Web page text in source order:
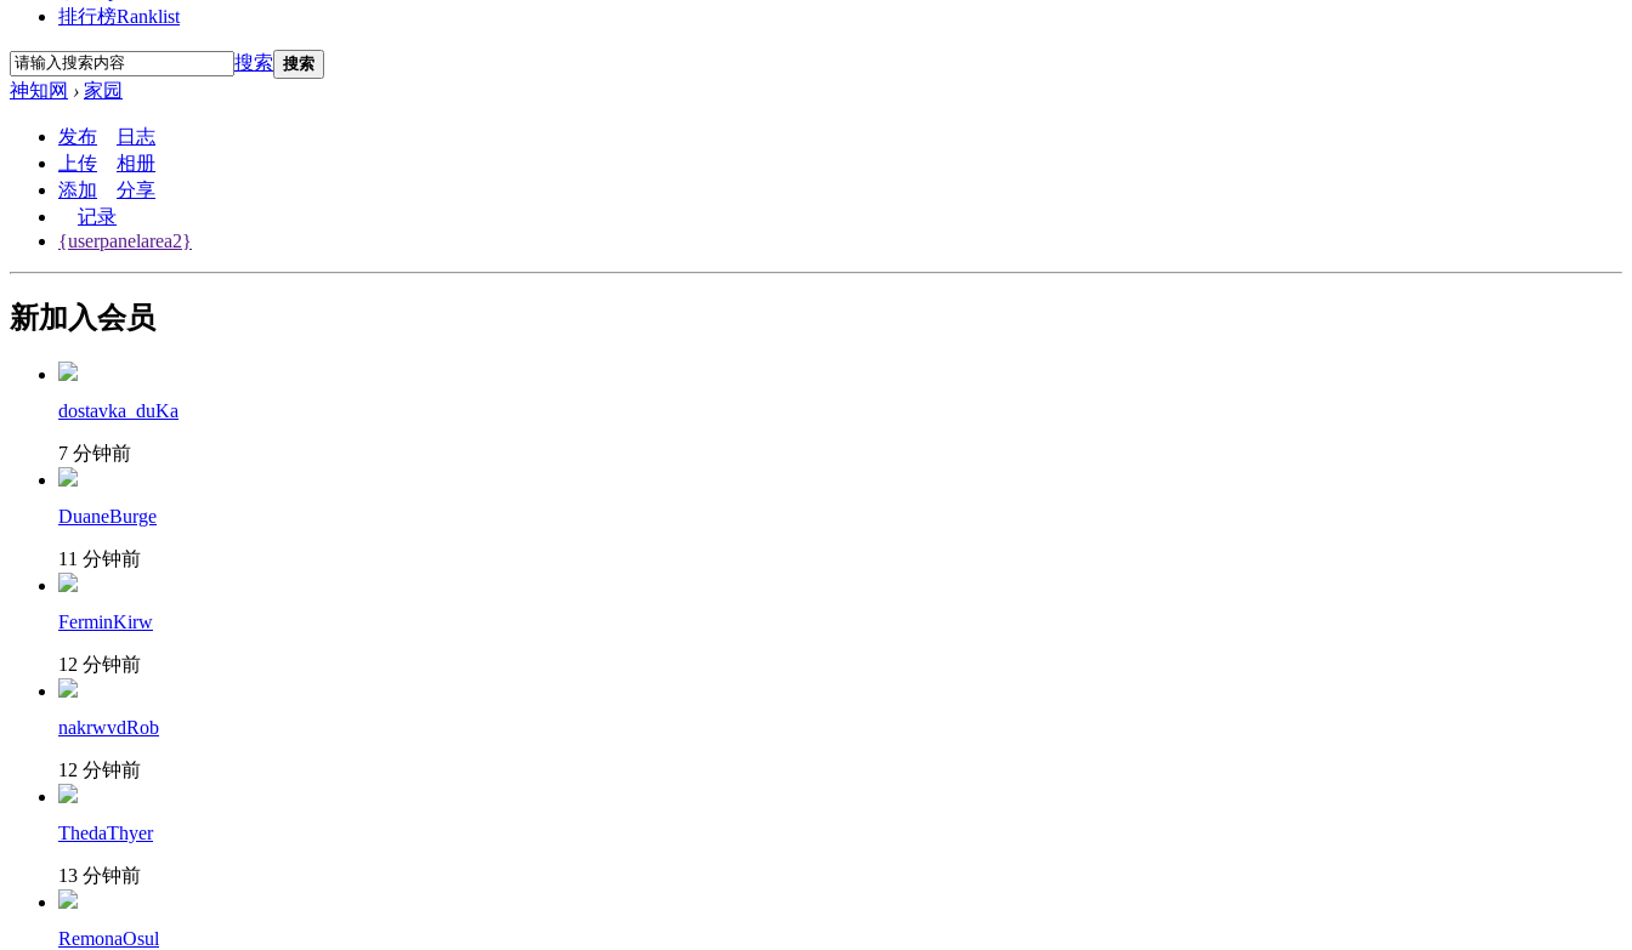
排行榜Ranklist
搜索 搜索
神知网 › 家园
发布
日志
上传
相册
添加
分享
记录
{userpanelarea2}
新加入会员
dostavka_duKa
7 分钟前
DuaneBurge
11 分钟前
FerminKirw
12 分钟前
nakrwvdRob
12 分钟前
ThedaThyer
13 分钟前
RemonaOsul